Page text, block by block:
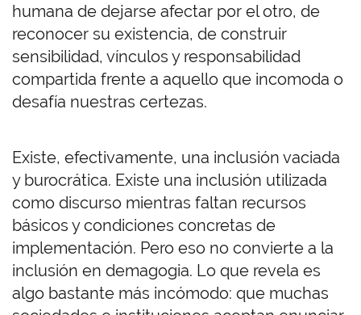
humana de dejarse afectar por el otro, de
reconocer su existencia, de construir
sensibilidad, vínculos y responsabilidad
compartida frente a aquello que incomoda o
desafía nuestras certezas.
Existe, efectivamente, una inclusión vaciada
y burocrática. Existe una inclusión utilizada
como discurso mientras faltan recursos
básicos y condiciones concretas de
implementación. Pero eso no convierte a la
inclusión en demagogia. Lo que revela es
algo bastante más incómodo: que muchas